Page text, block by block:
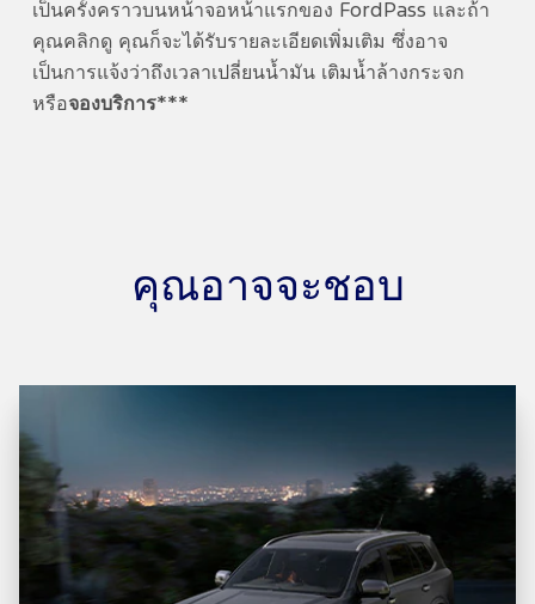
เป็นครั้งคราวบนหน้าจอหน้าแรกของ FordPass และถ้า
คุณคลิกดู คุณก็จะได้รับรายละเอียดเพิ่มเติม ซึ่งอาจ
เป็นการแจ้งว่าถึงเวลาเปลี่ยนน้ำมัน เติมน้ำล้างกระจก
หรือจองบริการ***
คุณอาจจะชอบ